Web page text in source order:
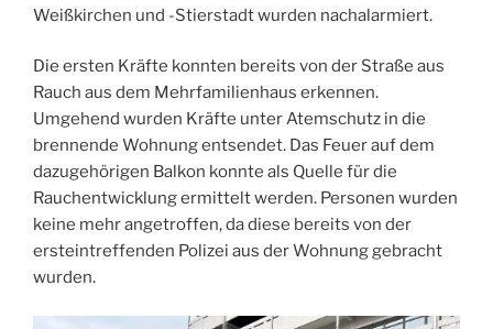
Weißkirchen und -Stierstadt wurden nachalarmiert.
Die ersten Kräfte konnten bereits von der Straße aus
Rauch aus dem Mehrfamilienhaus erkennen.
Umgehend wurden Kräfte unter Atemschutz in die
brennende Wohnung entsendet. Das Feuer auf dem
dazugehörigen Balkon konnte als Quelle für die
Rauchentwicklung ermittelt werden. Personen wurden
keine mehr angetroffen, da diese bereits von der
ersteintreffenden Polizei aus der Wohnung gebracht
wurden.